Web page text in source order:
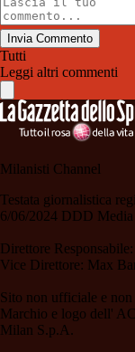
Invia Commento
Tutti
Leggi altri commenti
Milanisti Channel
Testata giornalistica
6/06/2024 DDD Media
Direttore
Vice Direttore: Max
Sito non ufficiale e
Marchio e logo dell'
Milan S.p.A.